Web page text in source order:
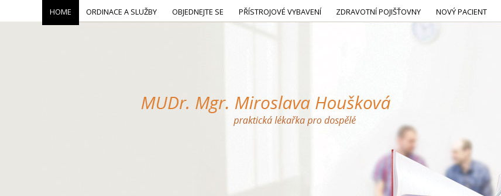
HOME ORDINACE A SLUŽBY OBJEDNEJTE SE PŘÍSTROJOVÉ VYBAVENÍ ZDRAVOTNÍ POJIŠŤOVNY NOVÝ PACIENT